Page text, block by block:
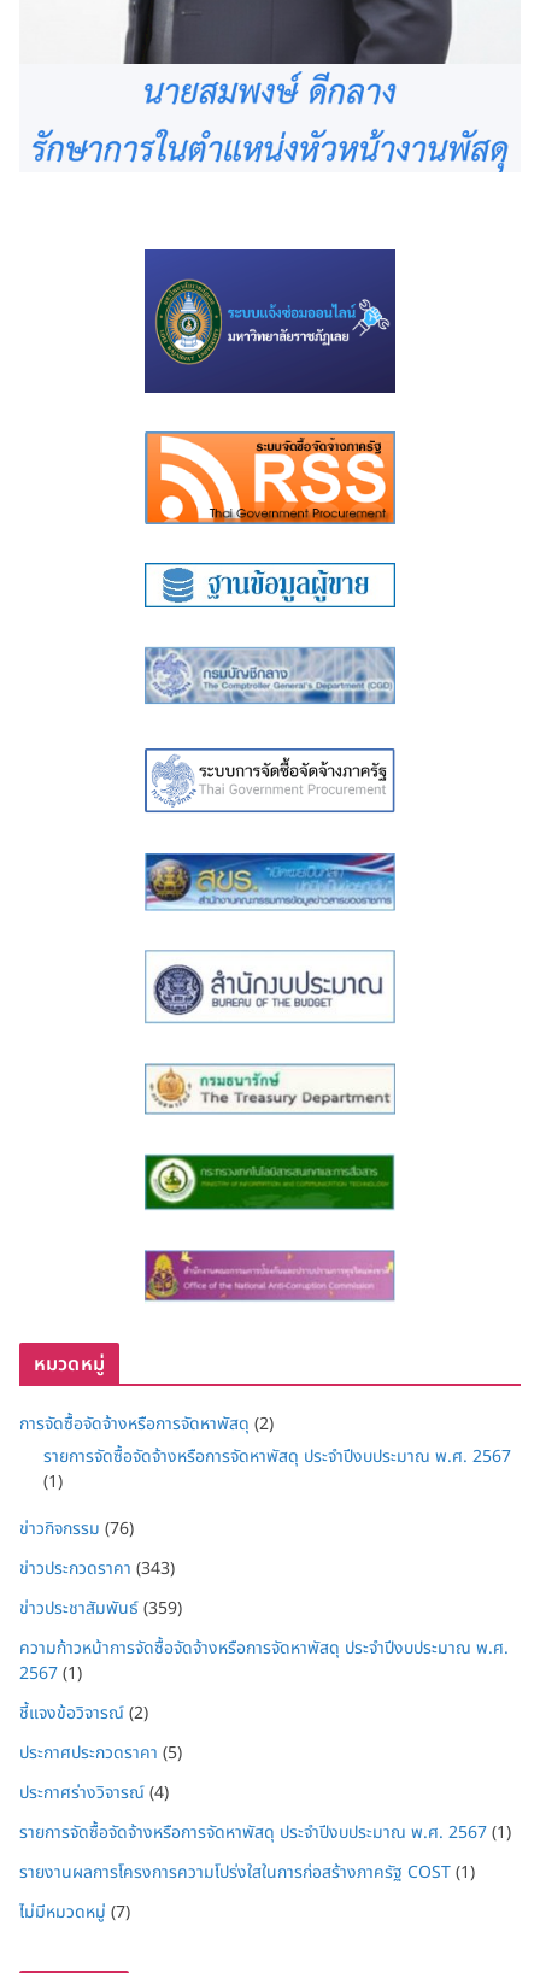
หมวดหมู่
การจัดซื้อจัดจ้างหรือการจัดหาพัสดุ (2)
รายการจัดซื้อจัดจ้างหรือการจัดหาพัสดุ ประจำปีงบประมาณ พ.ศ. 2567
(1)
ข่าวกิจกรรม (76)
ข่าวประกวดราคา (343)
ข่าวประชาสัมพันธ์(359)
ความก้าวหน้าการจัดซื้อจัดจ้างหรือการจัดหาพัสดุ ประจำปีงบประมาณ พ.ศ.
2567(1)
ชี้แจงข้อวิจารณ์(2)
ประกาศประกวดราคา (5)
ประกาศร่างวิจารณ์(4)
รายการจัดซื้อจัดจ้างหรือการจัดหาพัสดุ ประจำปีงบประมาณ พ.ศ. 2567(1)
รายงานผลการโครงการความโปร่งใสในการก่อสร้างภาครัฐ COST(1)
ไม่มีหมวดหมู่ (7)